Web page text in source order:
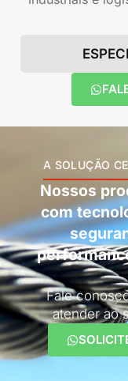
A SOLUÇÃO
Nossos
com
Fale
atender ao